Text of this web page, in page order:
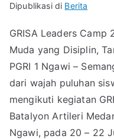
Dipublikasi di Berita
GRISA Leaders Camp
Muda yang Disiplin,
PGRI 1 Ngawi –
dari wajah puluhan
mengikuti kegiatan
Batalyon Artileri
Ngawi, pada 20 – 22